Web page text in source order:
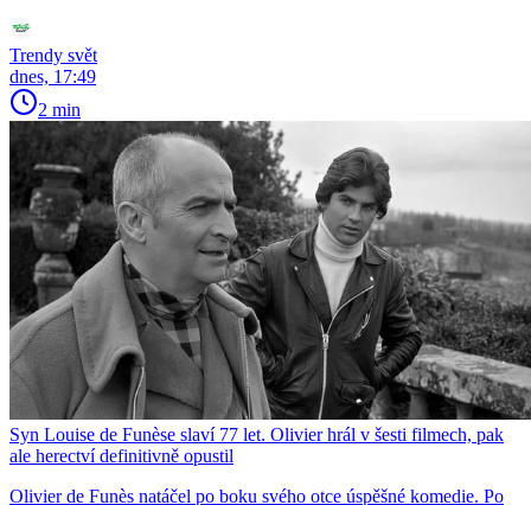
Trendy svět
dnes, 17:49
2 min
Syn Louise de Funèse slaví 77 let. Olivier hrál v šesti filmech, pak
ale herectví definitivně opustil
Olivier de Funès natáčel po boku svého otce úspěšné komedie. Po